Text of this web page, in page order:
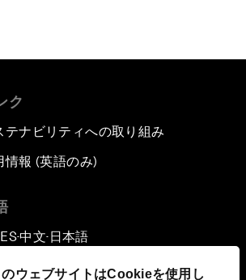
のウェブサイトはCookieを使用し
ク
テナビリティへの取り組み
情報 (英語のみ)
ES▪中文▪ 日本語